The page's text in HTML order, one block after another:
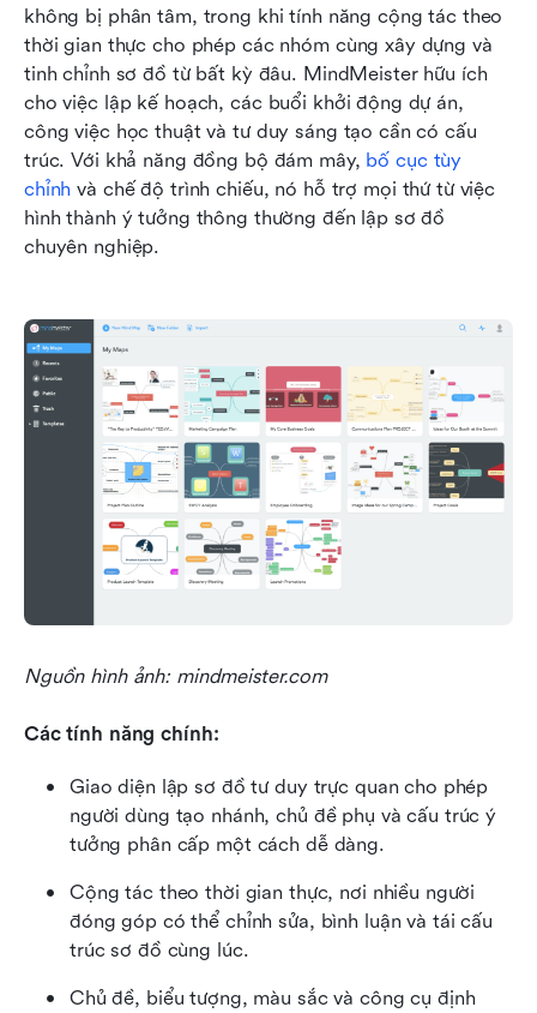
không bị phân tâm, trong khi tính năng cộng tác theo
thời gian thực cho phép các nhóm cùng xây dựng và
tinh chỉnh sơ đồ từ bất kỳ đâu. MindMeister hữu ích
cho việc lập kế hoạch, các buổi khởi động dự án,
công việc học thuật và tư duy sáng tạo cần có cấu
trúc. Với khả năng đồng bộ đám mây, bố cục tùy
chỉnh và chế độ trình chiếu, nó hỗ trợ mọi thứ từ việc
hình thành ý tưởng thông thường đến lập sơ đồ
chuyên nghiệp.
Nguồn hình ảnh: mindmeister.com
Các tính năng chính:
Giao diện lập sơ đồ tư duy trực quan cho phép
người dùng tạo nhánh, chủ đề phụ và cấu trúc ý
tưởng phân cấp một cách dễ dàng.
Cộng tác theo thời gian thực, nơi nhiều người
đóng góp có thể chỉnh sửa, bình luận và tái cấu
trúc sơ đồ cùng lúc.
Chủ đề, biểu tượng, màu sắc và công cụ định